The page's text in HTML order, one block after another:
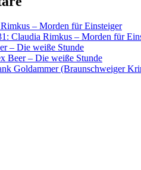
– Morden für Einsteiger
Claudia Rimkus – Morden für
– Die weiße Stunde
Beer – Die weiße Stunde
Goldammer (Braunschweiger